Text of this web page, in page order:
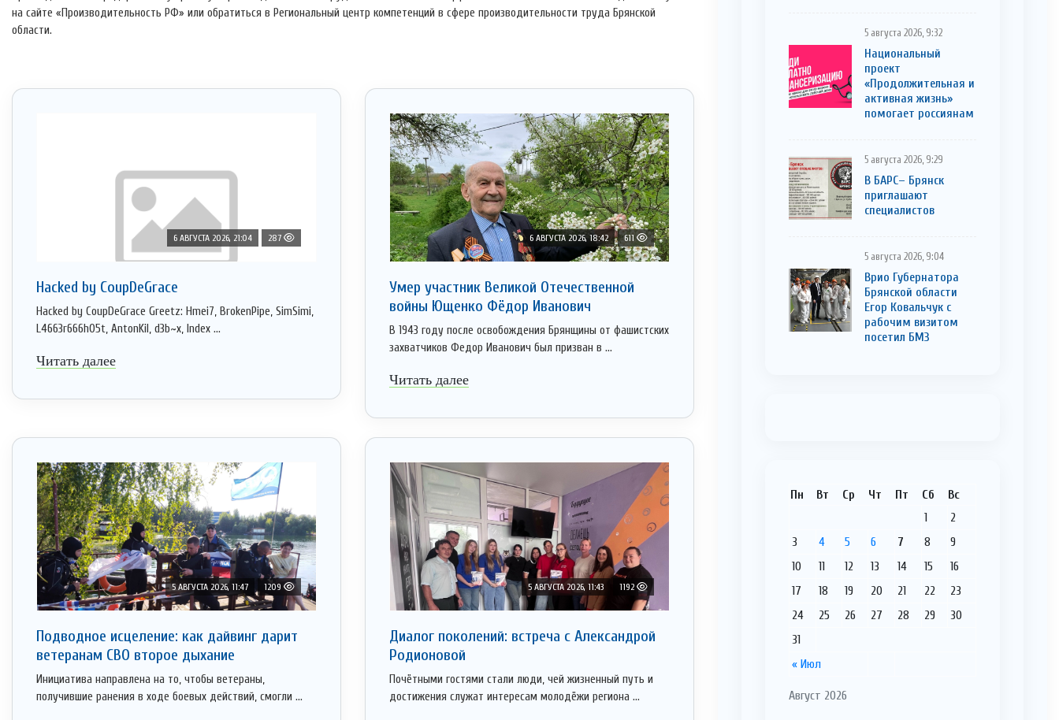
на сайте «Производительность РФ» или обратиться в Региональный центр компетенций в сфере производительности труда Брянской
области.
6 АВГУСТА 2026, 21:04 287
Hacked by CoupDeGrace
Hacked by CoupDeGrace Greetz: Hmei7, BrokenPipe, SimSimi,
L4663r666h05t, AntonKil, d3b~x, Index ...
Читать далее
6 АВГУСТА 2026, 18:42 611
Умер участник Великой Отечественной
войны Ющенко Фёдор Иванович
В 1943 году после освобождения Брянщины от фашистских
захватчиков Федор Иванович был призван в ...
Читать далее
5 АВГУСТА 2026, 11:47 1209
Подводное исцеление: как дайвинг дарит
ветеранам СВО второе дыхание
Инициатива направлена на то, чтобы ветераны,
получившие ранения в ходе боевых действий, смогли ...
5 АВГУСТА 2026, 11:43 1192
Диалог поколений: встреча с Александрой
Родионовой
Почётными гостями стали люди, чей жизненный путь и
достижения служат интересам молодёжи региона ...
5 августа 2026, 9:32
Национальный
проект
«Продолжительная и
активная жизнь»
помогает россиянам
5 августа 2026, 9:29
В БАРС– Брянcк
приглaшают
cпециaлистoв
5 августа 2026, 9:04
Врио Губернатора
Брянской области
Егор Ковальчук с
рабочим визитом
посетил БМЗ
Август 2026
Пн Вт Ср Чт Пт Сб Вс
« Июл
1
2
3
4 5 6 7 8
9
10
11 12 13 14 15
16
17
18 19 20 21 22
23
24
25 26 27 28 29
30
31